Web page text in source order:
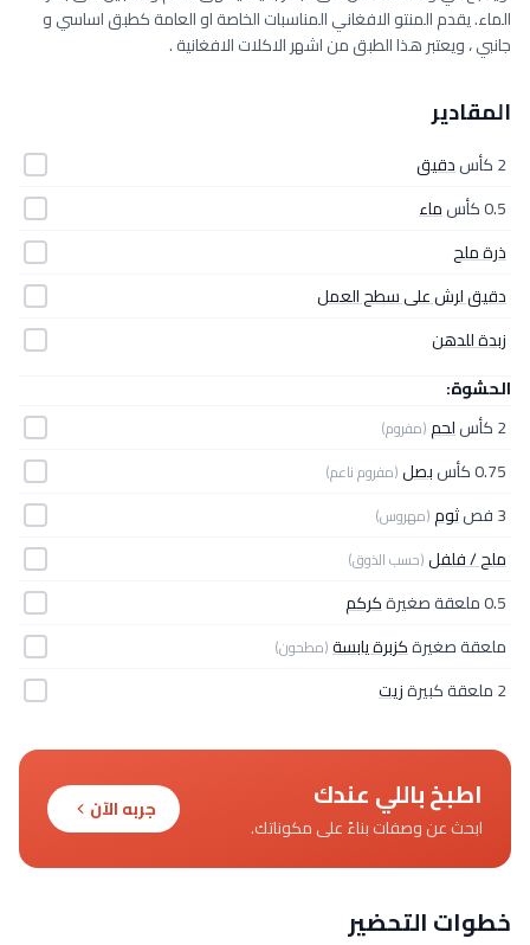
الماء. يقدم المنتو الافغاني المناسبات الخاصة او العامة كطبق اساسي و
جانبي ، ويعتبر هذا الطبق من اشهر الاكلات الافغانية .
المقادير
2 كأس
دقيق
0.5 كأس
ماء
ذرة ملح
دقيق لرش على سطح العمل
زبدة للدهن
الحشوة:
2 كأس
لحم(مفروم)
0.75 كأس بصل(مفروم ناعم)
3 فص ثوم(مهروس)
ملح / فلفل(حسب الذوق)
0.5 ملعقة صغيرة
كركم
ملعقة صغيرةكزبرة يابسة(مطحون)
2 ملعقة كبيرة زيت
اطبخ باللي عندك
ابحث عن وصفات بناءً على مكوناتك.
جربه الآن
خطوات التحضير